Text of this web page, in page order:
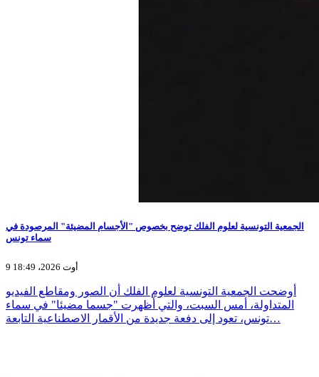
الجمعية التونسية لعلوم الفلك توضح بخصوص "الأجسام المضيئة" المرصودة في
سماء تونس
9 أوت 2026، 18:49
أوضحت الجمعية التونسية لعلوم الفلك أن الصور ومقاطع الفيديو
المتداولة، أمس السبت، والتي أظهرت "جسما مضيئا" في سماء
تونس، تعود إلى دفعة جديدة من الأقمار الاصطناعية التابعة…